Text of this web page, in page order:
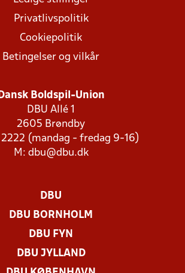
Privatlivspolitik
Cookiepolitik
Betingelser og vilkår
Dansk Boldspil-Union
DBU Allé 1
2605 Brøndby
2222 (mandag - fredag 9-16)
M: dbu@dbu.dk
DBU
DBU BORNHOLM
DBU FYN
DBU JYLLAND